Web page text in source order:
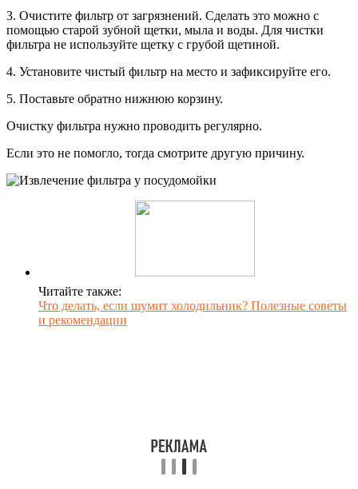
3. Очистите фильтр от загрязнений. Сделать это можно с
помощью старой зубной щетки, мыла и воды. Для чистки
фильтра не используйте щетку с грубой щетиной.
4. Установите чистый фильтр на место и зафиксируйте его.
5. Поставьте обратно нижнюю корзину.
Очистку фильтра нужно проводить регулярно.
Если это не помогло, тогда смотрите другую причину.
Читайте также:
Что делать, если шумит холодильник? Полезные советы
и рекомендации